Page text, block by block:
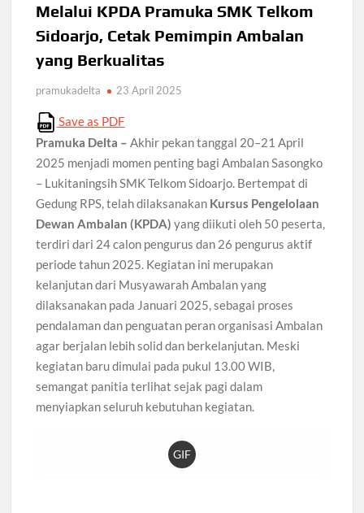
Melalui KPDA Pramuka SMK Telkom
Sidoarjo, Cetak Pemimpin Ambalan
yang Berkualitas
pramukadelta 23 April 2025
Save as PDF
Pramuka Delta –Akhir pekan tanggal 20–21 April
2025 menjadi momen penting bagi Ambalan Sasongko
– Lukitaningsih SMK Telkom Sidoarjo. Bertempat di
Gedung RPS, telah dilaksanakan Kursus Pengelolaan
Dewan Ambalan (KPDA) yang diikuti oleh 50 peserta,
terdiri dari 24 calon pengurus dan 26 pengurus aktif
periode tahun 2025. Kegiatan ini merupakan
kelanjutan dari Musyawarah Ambalan yang
dilaksanakan pada Januari 2025, sebagai proses
pendalaman dan penguatan peran organisasi Ambalan
agar berjalan lebih solid dan berkelanjutan. Meski
kegiatan baru dimulai pada pukul 13.00 WIB,
semangat panitia terlihat sejak pagi dalam
menyiapkan seluruh kebutuhan kegiatan.
GIF